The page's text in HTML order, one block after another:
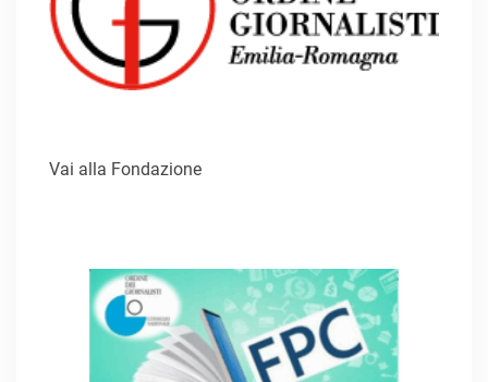
Vai alla Fondazione